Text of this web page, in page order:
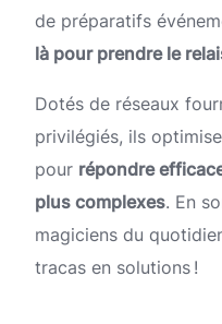
de préparatifs
là pour prendre le
Dotés de réseaux
privilégiés, ils
pour répondre
plus complexes. En
magiciens du
tracas en solutions !